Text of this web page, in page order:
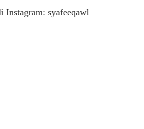
Instagram: syafeeqawl